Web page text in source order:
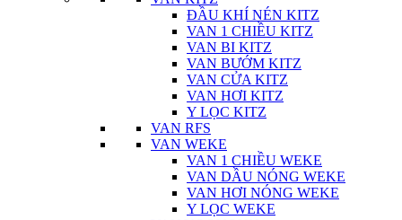
ĐẦU KHÍ NÉN KITZ
VAN 1 CHIỀU KITZ
VAN BI KITZ
VAN BƯỚM KITZ
VAN CỬA KITZ
VAN HƠI KITZ
Y LỌC KITZ
VAN RFS
VAN WEKE
VAN 1 CHIỀU WEKE
VAN DẦU NÓNG WEKE
VAN HƠI NÓNG WEKE
Y LỌC WEKE